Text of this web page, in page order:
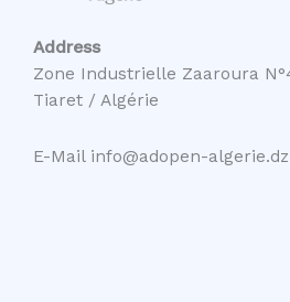
Address
Zone Industrielle Zaaroura
Tiaret / Algérie
E-Mail info@adopen-algerie.dz